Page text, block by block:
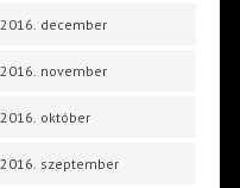
2016. december
2016. november
2016. október
2016. szeptember